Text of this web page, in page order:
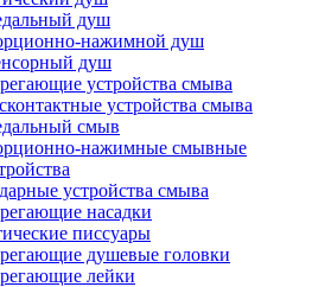
душ
нажимной душ
душ
устройства смыва
устройства смыва
смыв
нажимные смывные
устройства смыва
насадки
писсуары
душевые головки
лейки